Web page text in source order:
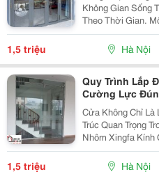
Không Gian Sống
Theo Thời Gian.
Giúp Tạo Nên Vẻ
Cửa. Nếu Bạn
1,5 triệu Hà Nội
Quy Trình Lắp
Cường Lực
Cửa Không Chỉ Là
Trúc Quan Trọng
Nhôm Xingfa
Nhờ Thiết Kế Tinh
Êm Ái. Với Sự
Chắc...
1,5 triệu Hà Nội